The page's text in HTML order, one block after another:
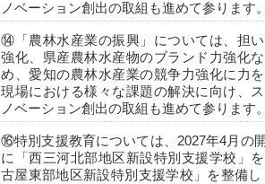
ノベーション創出の取組も進めて参ります
⑭「農林水産業の振興」については、担
強化、県産農林水産物のブランド力強化
め、愛知の農林水産業の競争力強化に力
現場における様々な課題の解決に向け、
ノベーション創出の取組も進めて参ります
⑯特別支援教育については、2027年4月の
に「西三河北部地区新設特別支援学校」
古屋東部地区新設特別支援学校」を整備